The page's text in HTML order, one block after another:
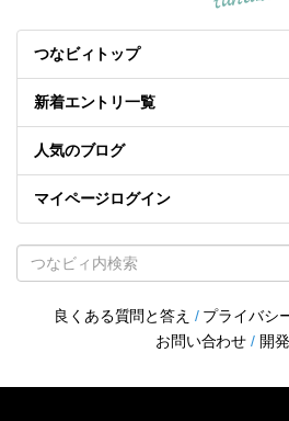
つなビィトップ
新着エントリ一覧
人気のブログ
マイページログイン
良くある質問と答え / プライバシ
お問い合わせ / 開